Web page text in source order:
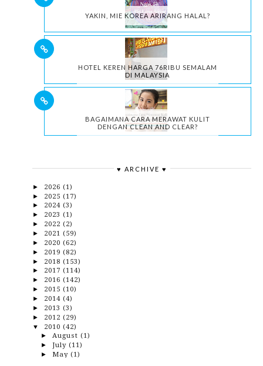
YAKIN, MIE KOREA ARIRANG HALAL?
HOTEL KEREN HARGA 76RIBU SEMALAM
DI MALAYSIA
BAGAIMANA CARA MERAWAT KULIT
DENGAN CLEAN AND CLEAR?
♥ ARCHIVE ♥
► 2026 (1)
► 2025 (17)
► 2024 (3)
► 2023 (1)
► 2022 (2)
► 2021 (59)
► 2020 (62)
► 2019 (82)
► 2018 (153)
► 2017 (114)
► 2016 (142)
► 2015 (10)
► 2014 (4)
► 2013 (3)
► 2012 (29)
▼ 2010 (42)
► August (1)
► July (11)
► May (1)